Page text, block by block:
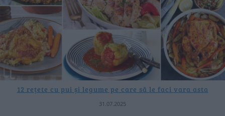
12 rețete cu pui și legume pe care să le faci vara asta
31.07.2025